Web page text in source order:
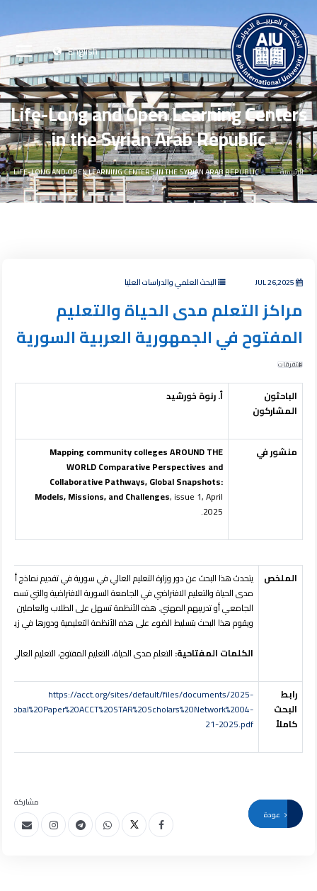
English
Life-Long and Open Learning Centers
in the Syrian Arab Republic
الرئيسية LIFE-LONG AND OPEN LEARNING CENTERS IN THE SYRIAN ARAB REPUBLIC
البحث العلمي والدراسات العليا
مراكز التعلم مدى الحياة والتعليم
المفتوح في الجمهورية العربية السورية
متفرقات
الباحثون
المشاركون
أ. رنوة خورشيد
منشور في
Mapping community colleges AROUND THE
WORLD Comparative Perspectives and
Collaborative Pathways, Global Snapshots:
Models, Missions, and Challenges, issue 1, April
2025.
الملخص
يتحدث هذا البحث عن دور وزارة التعليم العالي في سورية في تقديم نماذج
مدى الحياة والتعليم الافتراضي في الجامعة السورية الافتراضية والتي تسمح
الجامعي أو تدريبهم المهني. هذه الأنظمة تسهل على الطلاب والعاملين
ويقوم هذا البحث بتسليط الضوء على هذه الأنظمة التعليمية ودورها في
الكلمات المفتاحية: التعلم مدى الحياة، التعليم المفتوح، التعليم العالي.
رابط
البحث
كاملاً
https://acct.org/sites/default/files/documents/2025-
21-2025.pdf
مشاركة